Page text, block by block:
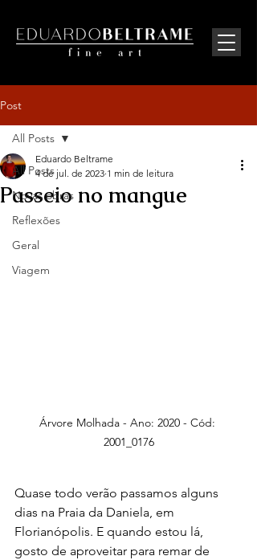
Post
All Posts
Novas obras
Reflexões
Geral
Viagem
All Posts
Passeio no mangue
Eduardo Beltrame
4 de jul. de 2023 1 min de leitura
Árvore Molhada - Ano: 2020 - Cód:
2001_0176
Quase todo verão passamos alguns
dias na Praia da Daniela, em
Florianópolis. E quando estou lá,
gosto de aproveitar para remar de